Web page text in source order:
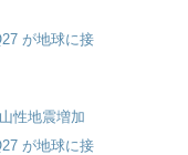
が地球に接
性地震増加
が地球に接